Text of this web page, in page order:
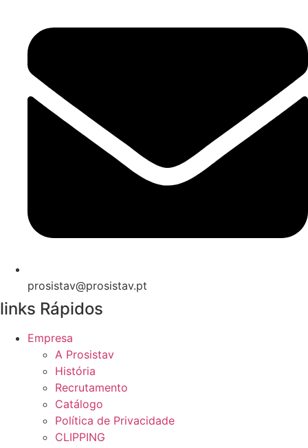
prosistav@prosistav.pt
links Rápidos
Empresa
A Prosistav
História
Recrutamento
Catálogo
Política de Privacidade
CLIPPING